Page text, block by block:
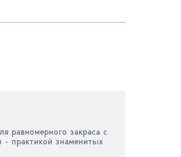
равномерного закраса с
- практикой знаменитых